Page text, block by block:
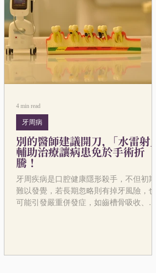
別的醫師建議開刀，「水雷射」
輔助治療讓病患免於手術折
騰！
牙周疾病是口腔健康隱形殺手，不但初期
難以發覺，若長期忽略則有掉牙風險，也
可能引發嚴重併發症，如齒槽骨吸收、牙
牙周病
4 min read